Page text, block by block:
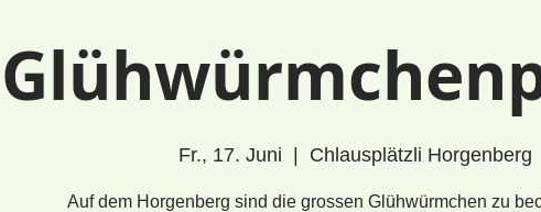
Fr., 17. Juni Chlausplätzli Horgenberg
Auf dem Horgenberg sind die grossen Glühwürmchen zu